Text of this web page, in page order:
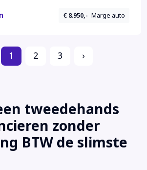
€ 8.950,- Marge auto
1 2 3 ›
tweedehands
zonder
BTW de slimste